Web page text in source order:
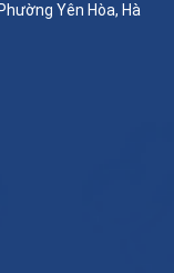
Yên Hòa, Hà